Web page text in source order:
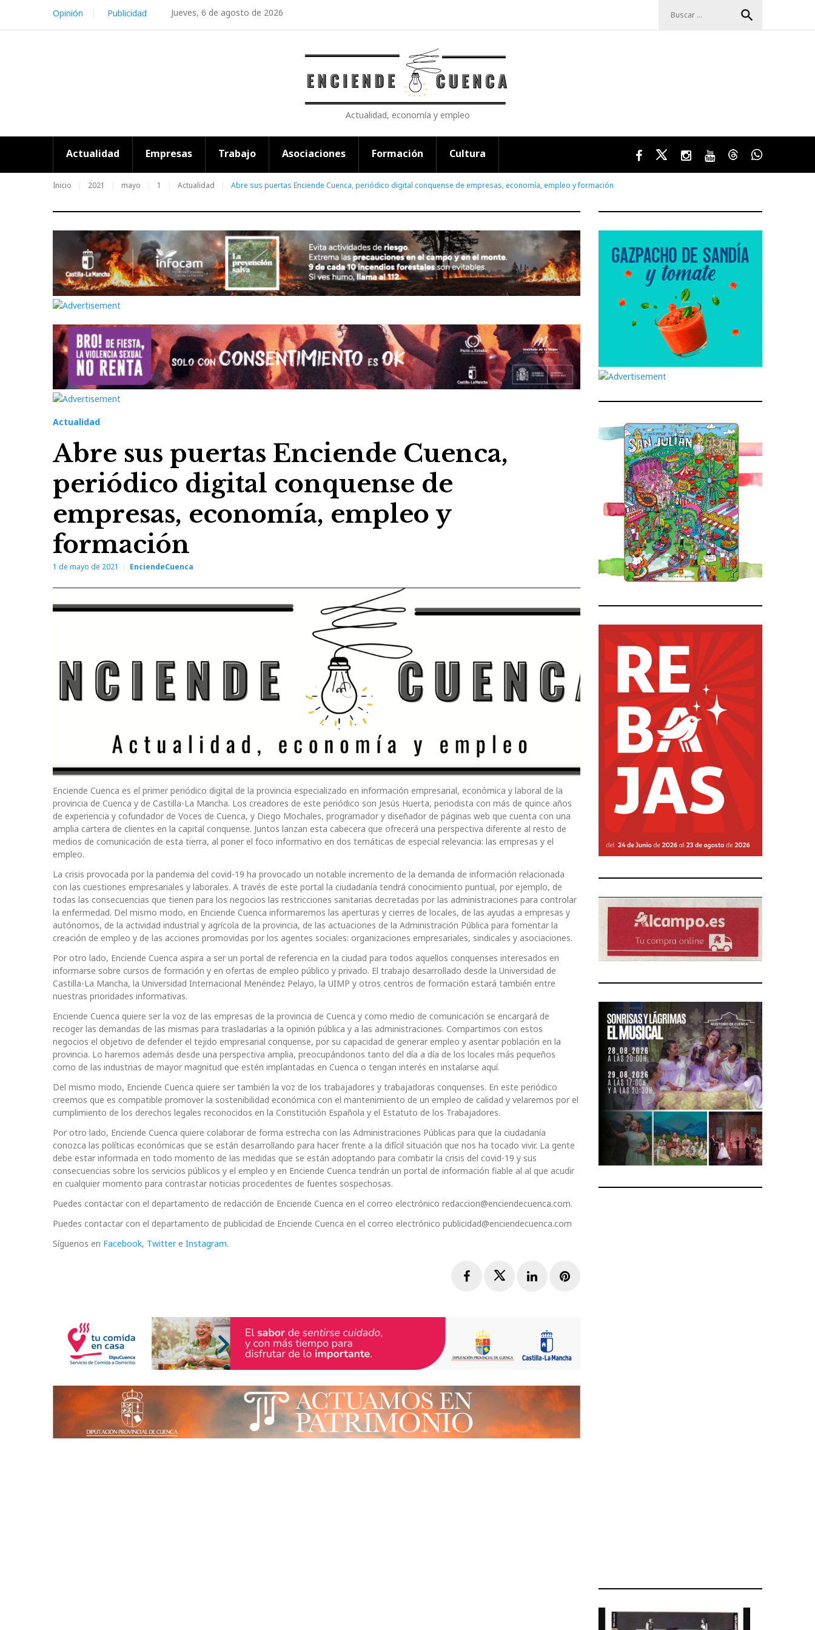
content
Jueves, 6 de agosto de 2026
Opinión Publicidad search
Actualidad, economía y empleo
Actualidad Empresas Trabajo Asociaciones Formación Cultura
FacebookTwitterInstagramYoutubeThreadsWhatsApp
Inicio 2021 mayo 1 Actualidad Abre sus puertas Enciende Cuenca, periódico digital conquense de empresas, economía, empleo y formación
Actualidad
Abre sus puertas Enciende Cuenca,
periódico digital conquense de
empresas, economía, empleo y
formación
1 de mayo de 2021 EnciendeCuenca
Enciende Cuenca es el primer periódico digital de la provincia especializado en información empresarial, económica y laboral de la
provincia de Cuenca y de Castilla-La Mancha. Los creadores de este periódico son Jesús Huerta, periodista con más de quince años
de experiencia y cofundador de Voces de Cuenca, y Diego Mochales, programador y diseñador de páginas web que cuenta con una
amplia cartera de clientes en la capital conquense. Juntos lanzan esta cabecera que ofrecerá una perspectiva diferente al resto de
medios de comunicación de esta tierra, al poner el foco informativo en dos temáticas de especial relevancia: las empresas y el
empleo.
La crisis provocada por la pandemia del covid-19 ha provocado un notable incremento de la demanda de información relacionada
con las cuestiones empresariales y laborales. A través de este portal la ciudadanía tendrá conocimiento puntual, por ejemplo, de
todas las consecuencias que tienen para los negocios las restricciones sanitarias decretadas por las administraciones para controlar
la enfermedad. Del mismo modo, en Enciende Cuenca informaremos las aperturas y cierres de locales, de las ayudas a empresas y
autónomos, de la actividad industrial y agrícola de la provincia, de las actuaciones de la Administración Pública para fomentar la
creación de empleo y de las acciones promovidas por los agentes sociales: organizaciones empresariales, sindicales y asociaciones.
Por otro lado, Enciende Cuenca aspira a ser un portal de referencia en la ciudad para todos aquellos conquenses interesados en
informarse sobre cursos de formación y en ofertas de empleo público y privado. El trabajo desarrollado desde la Universidad de
Castilla-La Mancha, la Universidad Internacional Menéndez Pelayo, la UIMP y otros centros de formación estará también entre
nuestras prioridades informativas.
Enciende Cuenca quiere ser la voz de las empresas de la provincia de Cuenca y como medio de comunicación se encargará de
recoger las demandas de las mismas para trasladarlas a la opinión pública y a las administraciones. Compartimos con estos
negocios el objetivo de defender el tejido empresarial conquense, por su capacidad de generar empleo y asentar población en la
provincia. Lo haremos además desde una perspectiva amplia, preocupándonos tanto del día a día de los locales más pequeños
como de las industrias de mayor magnitud que estén implantadas en Cuenca o tengan interés en instalarse aquí.
Del mismo modo, Enciende Cuenca quiere ser también la voz de los trabajadores y trabajadoras conquenses. En este periódico
creemos que es compatible promover la sostenibilidad económica con el mantenimiento de un empleo de calidad y velaremos por el
cumplimiento de los derechos legales reconocidos en la Constitución Española y el Estatuto de los Trabajadores.
Por otro lado, Enciende Cuenca quiere colaborar de forma estrecha con las Administraciones Públicas para que la ciudadanía
conozca las políticas económicas que se están desarrollando para hacer frente a la difícil situación que nos ha tocado vivir. La gente
debe estar informada en todo momento de las medidas que se están adoptando para combatir la crisis del covid-19 y sus
consecuencias sobre los servicios públicos y el empleo y en Enciende Cuenca tendrán un portal de información fiable al al que acudir
en cualquier momento para contrastar noticias procedentes de fuentes sospechosas.
Puedes contactar con el departamento de redacción de Enciende Cuenca en el correo electrónico redaccion@enciendecuenca.com.
Puedes contactar con el departamento de publicidad de Enciende Cuenca en el correo electrónico publicidad@enciendecuenca.com
Síguenos en Facebook, Twittere Instagram.
FacebookTwitterLinkedInPinterest